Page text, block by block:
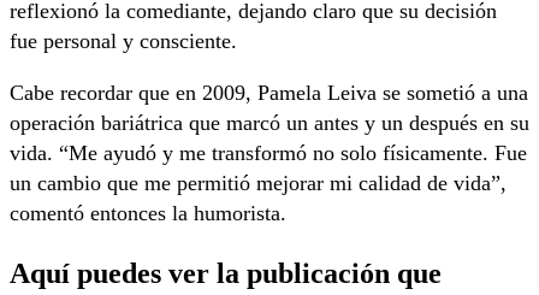
reflexionó la comediante, dejando claro que su decisión
fue personal y consciente.
Cabe recordar que en 2009, Pamela Leiva se sometió a una
operación bariátrica que marcó un antes y un después en su
vida. “Me ayudó y me transformó no solo físicamente. Fue
un cambio que me permitió mejorar mi calidad de vida”,
comentó entonces la humorista.
Aquí puedes ver la publicación que